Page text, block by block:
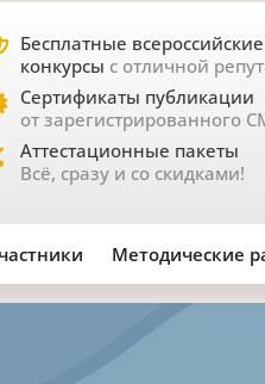
Бесплатные всероссийские
конкурсы с отличной
Сертификаты публикации
от зарегистрированного
Аттестационные пакеты
Всё, сразу и со скидками!
Методические